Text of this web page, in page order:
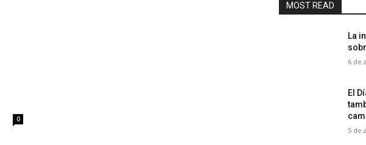
0
MOST READ
La
6 de
El
5 de